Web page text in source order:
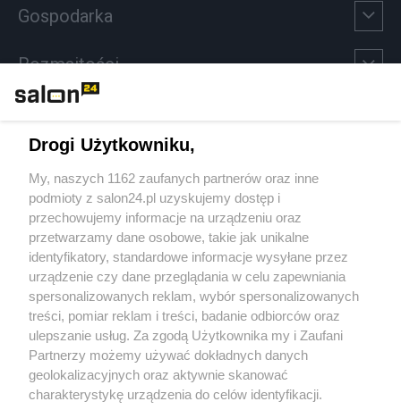
Gospodarka
Rozmaitości
Sport
Społeczeństwo
Kultura
X Facebook Instagram Youtube
Drogi Użytkowniku,
My, naszych 1162 zaufanych partnerów oraz inne
podmioty z salon24.pl uzyskujemy dostęp i
przechowujemy informacje na urządzeniu oraz
przetwarzamy dane osobowe, takie jak unikalne
identyfikatory, standardowe informacje wysyłane przez
urządzenie czy dane przeglądania w celu zapewniania
spersonalizowanych reklam, wybór spersonalizowanych
treści, pomiar reklam i treści, badanie odbiorców oraz
ulepszanie usług. Za zgodą Użytkownika my i Zaufani
Partnerzy możemy używać dokładnych danych
geolokalizacyjnych oraz aktywnie skanować
charakterystykę urządzenia do celów identyfikacji.